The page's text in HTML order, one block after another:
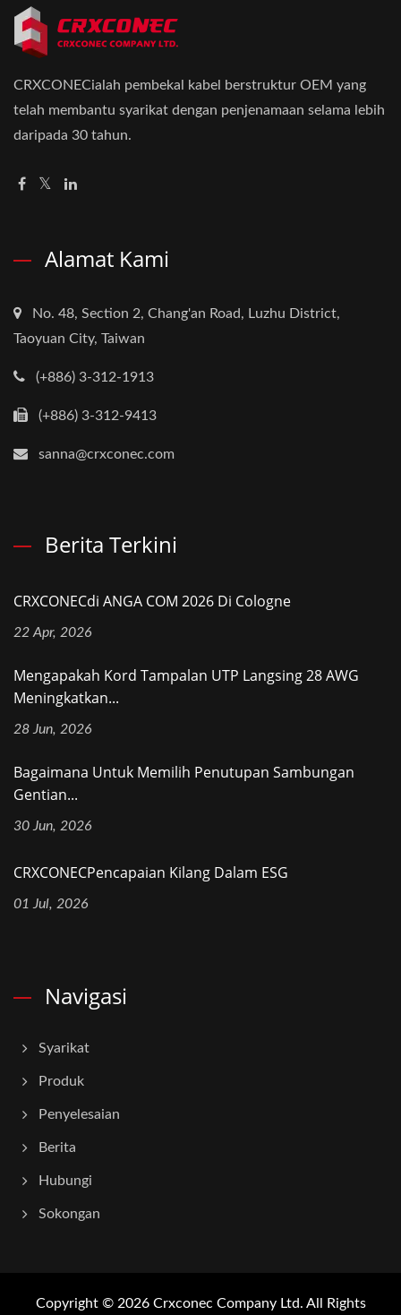
CRXCONECialah pembekal kabel berstruktur OEM yang
telah membantu syarikat dengan penjenamaan selama lebih
daripada 30 tahun.
Alamat Kami
No. 48, Section 2, Chang'an Road, Luzhu District,
Taoyuan City, Taiwan
(+886) 3-312-1913
(+886) 3-312-9413
sanna@crxconec.com
Berita Terkini
CRXCONECdi ANGA COM 2026 Di Cologne
22 Apr, 2026
Mengapakah Kord Tampalan UTP Langsing 28 AWG
Meningkatkan...
28 Jun, 2026
Bagaimana Untuk Memilih Penutupan Sambungan
Gentian...
30 Jun, 2026
CRXCONECPencapaian Kilang Dalam ESG
01 Jul, 2026
Navigasi
Syarikat
Produk
Penyelesaian
Berita
Hubungi
Sokongan
Copyright © 2026 Crxconec Company Ltd. All Rights